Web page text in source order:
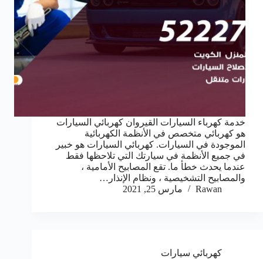
خدمة كهرباء السيارات القيروان كهربائي السيارات
هو كهربائي متخصص في الأنظمة الكهربائية
الموجودة في السيارات. كهربائي السيارات هو خبير
في جميع الأنظمة في سيارتك التي تلاحظها فقط
عندما يحدث خطأ ما. تقع المصابيح الأمامية ،
والمصابيح التشخيصية ، ونظام الإنذار…
Rawan
مارس 25, 2021
كهربائي سيارات